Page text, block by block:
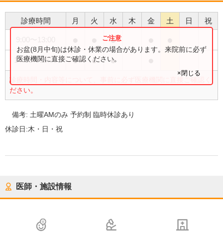
診療時間 月 火 水 木 金 土 日 祝
●
14:30〜19:30 ● ● ●
診療時間・内容等について、事前に必ず医療機関に直接ご確認く
ださい。
お盆(8月中旬)は休診・休業の場合があります。来院前に必ず
医療機関に直接ご確認ください。
×閉じる
備考: 土曜AMのみ 予約制 臨時休診あり
休診日:木・日・祝
医師・施設情報